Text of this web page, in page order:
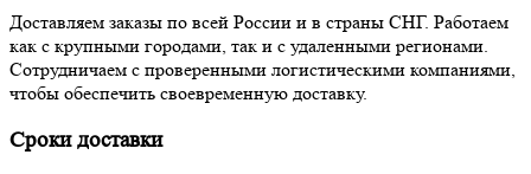
Доставляем заказы по всей России и в страны СНГ. Работаем
как с крупными городами, так и с удаленными регионами.
Сотрудничаем с проверенными логистическими компаниями,
чтобы обеспечить своевременную доставку.
Сроки доставки